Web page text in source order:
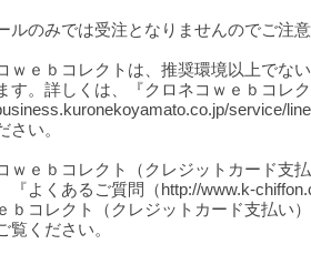
ルのみでは受注となりませんのでご注意
ｗｅｂコレクトは、推奨環境以上でな
す。詳しくは、『クロネコｗｅｂコレ
service/
さい。
ｗｅｂコレクト（クレジットカード支
『よくあるご質問（http://www.k-
ｂコレクト（クレジットカード支払い
覧ください。